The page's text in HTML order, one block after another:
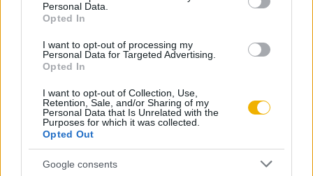
Personal Data.
Opted In
I want to opt-out of processing my
Personal Data for Targeted Advertising.
Opted In
I want to opt-out of Collection, Use,
Retention, Sale, and/or Sharing of my
Personal Data that Is Unrelated with the
Purposes for which it was collected.
Opted Out
Google consents
Révész Tamás
Nemzeti vagy vörös?
Kerepeszki Róbert
A Forradalmi Kormányzótanács